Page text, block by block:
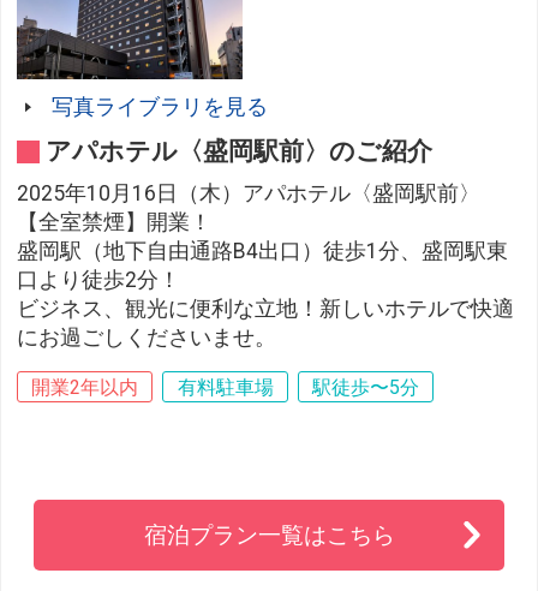
写真ライブラリを見る
アパホテル〈盛岡駅前〉のご紹介
2025年10月16日（木）アパホテル〈盛岡駅前〉
【全室禁煙】開業！
盛岡駅（地下自由通路B4出口）徒歩1分、盛岡駅東
口より徒歩2分！
ビジネス、観光に便利な立地！新しいホテルで快適
にお過ごしくださいませ。
開業2年以内 有料駐車場 駅徒歩〜5分
宿泊プラン一覧はこちら